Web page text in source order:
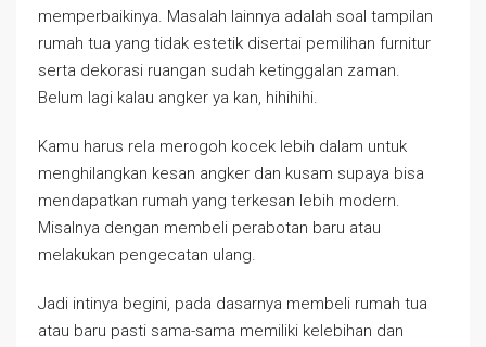
memperbaikinya. Masalah lainnya adalah soal tampilan
rumah tua yang tidak estetik disertai pemilihan furnitur
serta dekorasi ruangan sudah ketinggalan zaman.
Belum lagi kalau angker ya kan, hihihihi.
Kamu harus rela merogoh kocek lebih dalam untuk
menghilangkan kesan angker dan kusam supaya bisa
mendapatkan rumah yang terkesan lebih modern.
Misalnya dengan membeli perabotan baru atau
melakukan pengecatan ulang.
Jadi intinya begini, pada dasarnya membeli rumah tua
atau baru pasti sama-sama memiliki kelebihan dan